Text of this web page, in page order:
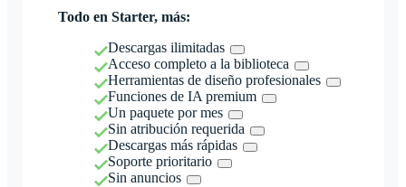
Todo en Starter, más:
Descargas ilimitadas
Acceso completo a la biblioteca
Herramientas de diseño profesionales
Funciones de IA premium
Un paquete por mes
Sin atribución requerida
Descargas más rápidas
Soporte prioritario
Sin anuncios